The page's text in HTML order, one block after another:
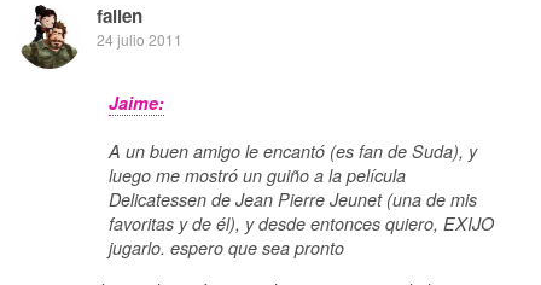
fallen
24 julio 2011
Jaime:
A un buen amigo le encantó (es fan de Suda), y
luego me mostró un guiño a la película
Delicatessen de Jean Pierre Jeunet (una de mis
favoritas y de él), y desde entonces quiero, EXIJO
jugarlo. espero que sea pronto